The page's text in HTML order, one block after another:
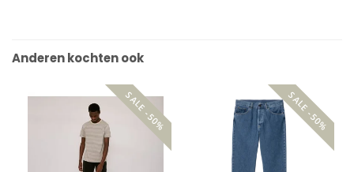
Anderen kochten ook
SALE -50% SALE -50%